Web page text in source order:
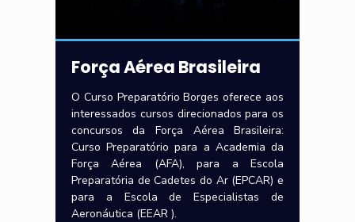
Força Aérea Brasileira
O Curso Preparatório Borges oferece aos
interessados cursos direcionados para os
concursos da Força Aérea Brasileira:
Curso Preparatório para a Academia da
Força Aérea (AFA), para a Escola
Preparatória de Cadetes do Ar (EPCAR) e
para a Escola de Especialistas de
Aeronáutica (EEAR ).